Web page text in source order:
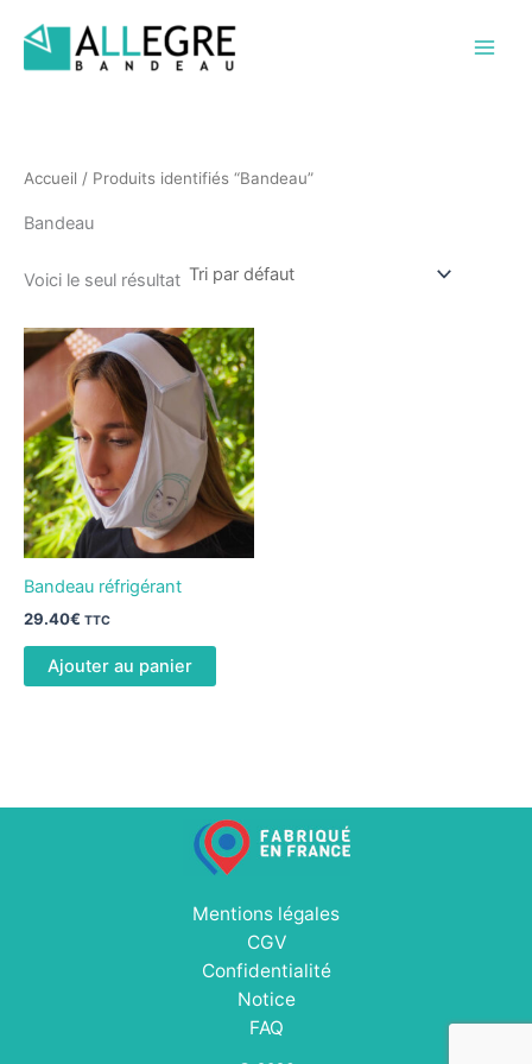
contenu
Accueil / Produits identifiés “Bandeau”
Bandeau
Voici le seul résultat
Bandeau réfrigérant
29.40€ TTC
Ajouter au panier
Mentions légales
CGV
Confidentialité
Notice
FAQ